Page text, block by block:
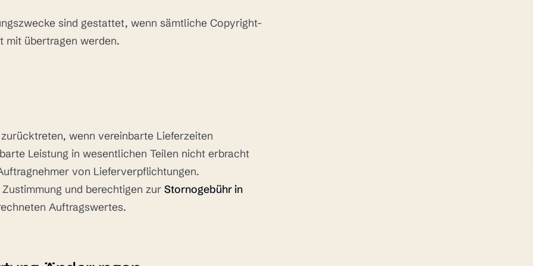
sind gestattet, wenn sämtliche Copyright-
mit übertragen werden.
wenn vereinbarte Lieferzeiten
Leistung in wesentlichen Teilen nicht erbracht
von Lieferverpflichtungen.
und berechtigen zur Stornogebühr in
Auftragswertes.